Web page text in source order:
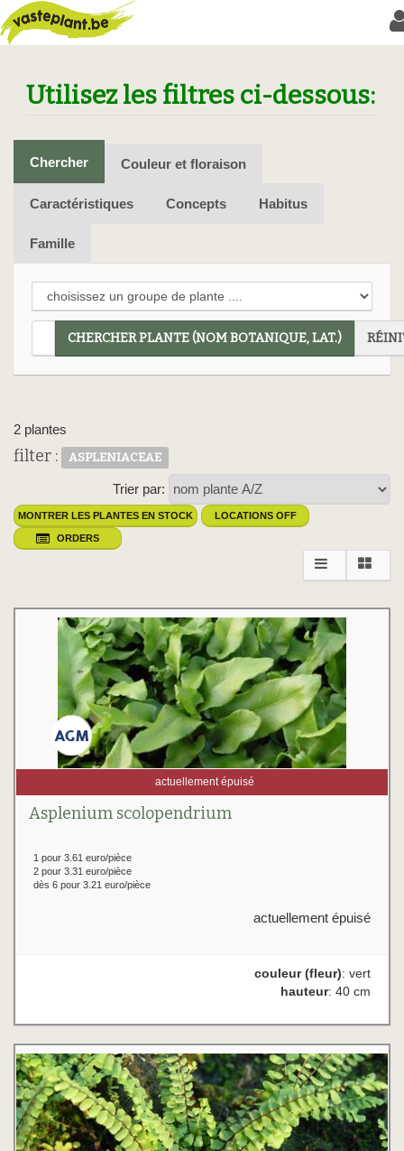
Utilisez les filtres ci-dessous:
Chercher Couleur et floraison
Caractéristiques Concepts Habitus
Famille
CHERCHER PLANTE (NOM BOTANIQUE, LAT.)
2 plantes
filter : ASPLENIACEAE
Trier par:
MONTRER LES PLANTES EN STOCK LOCATIONS OFF
ORDERS
actuellement épuisé
Asplenium scolopendrium
1 pour 3.61 euro/pièce
2 pour 3.31 euro/pièce
dès 6 pour 3.21 euro/pièce
actuellement épuisé
couleur (fleur): vert
hauteur: 40 cm